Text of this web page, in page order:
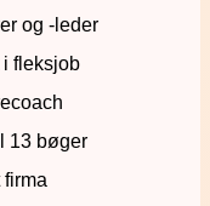
og -leder
fleksjob
13 bøger
firma